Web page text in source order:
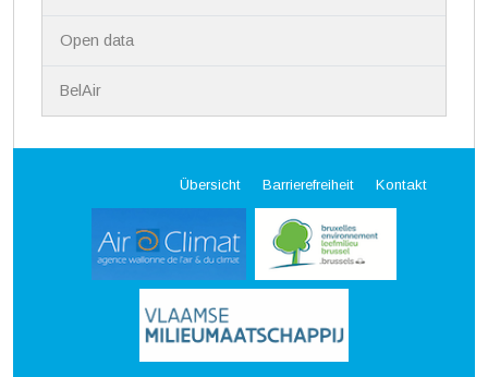
Open data
BelAir
Übersicht Barrierefreiheit Kontakt